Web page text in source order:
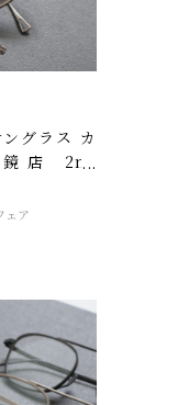
グラス カ
店 2nd
ア